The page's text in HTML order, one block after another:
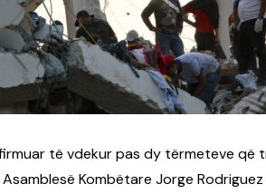
të vdekur pas dy tërmeteve që
Kombëtare Jorge